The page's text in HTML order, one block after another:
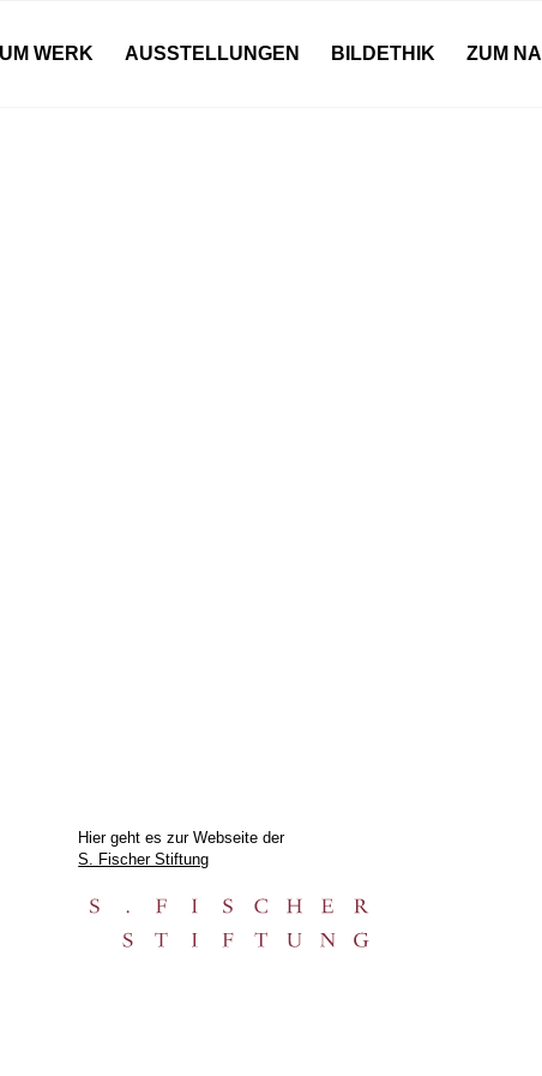
WERK AUSSTELLUNGEN BILDETHIK ZUM
Hier geht es zur Webseite der
S. Fischer Stiftung